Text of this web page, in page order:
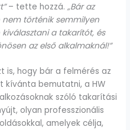
– tette hozzá.„Bár az
történik semmilyen
a takarítót, és
az első alkalmaknál!”
is, hogy bár a felmérés az
kívánta bemutatni, a HW
szóló takarítási
olyan professzionális
amelyek célja,